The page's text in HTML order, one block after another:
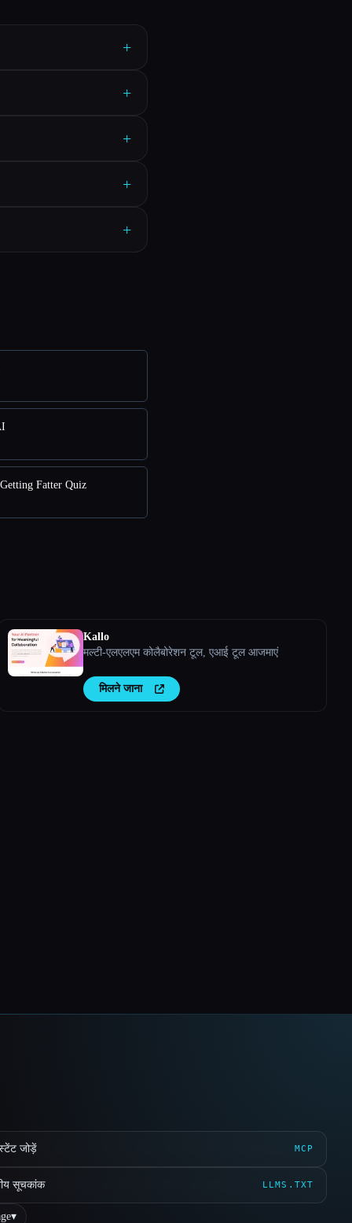
+
+
+
+
+
Fatter Quiz
Kallo
मल्टी-एलएलएम कोलैबोरेशन टूल, एआई टूल आजमाएं
मिलने जाना
जोड़ें MCP
सूचकांक LLMS.TXT
▾